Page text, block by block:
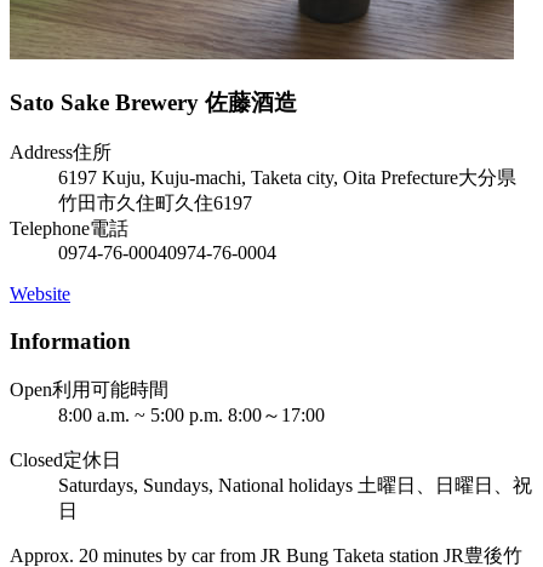
Sato Sake Brewery 佐藤酒造
Address住所
6197 Kuju, Kuju-machi, Taketa city, Oita Prefecture大分県
竹田市久住町久住6197
Telephone電話
0974-76-00040974-76-0004
Website
Information
Open利用可能時間
8:00 a.m. ~ 5:00 p.m. 8:00～17:00
Closed定休日
Saturdays, Sundays, National holidays 土曜日、日曜日、祝
日
Approx. 20 minutes by car from JR Bung Taketa station JR豊後竹